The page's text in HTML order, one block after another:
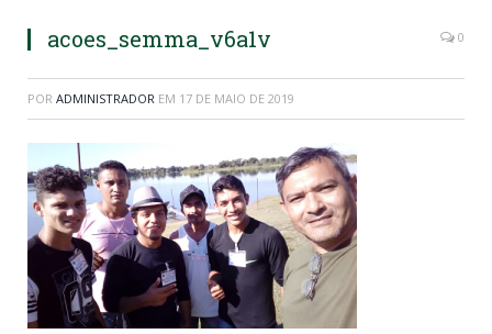
acoes_semma_v6a1v 0
POR ADMINISTRADOR EM 17 DE MAIO DE 2019